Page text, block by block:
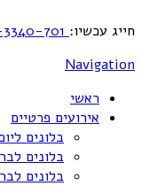
חייג עכשיו:
Navigation
ראשי
אירועים פרטיים
בלונים
בלונים
בלונים